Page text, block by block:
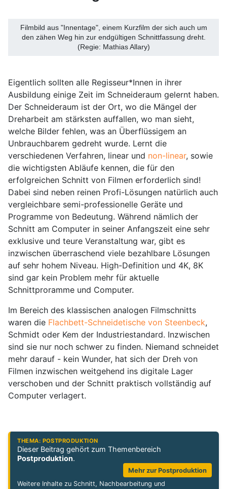
Filmbild aus "Innentage", einem Kurzfilm der sich auch um
den zähen Weg hin zur endgültigen Schnittfassung dreht.
(Regie: Mathias Allary)
Eigentlich sollten alle Regisseur*Innen in ihrer
Ausbildung einige Zeit im Schneideraum gelernt haben.
Der Schneideraum ist der Ort, wo die Mängel der
Dreharbeit am stärksten auffallen, wo man sieht,
welche Bilder fehlen, was an Überflüssigem an
Unbrauchbarem gedreht wurde. Lernt die
verschiedenen Verfahren, linear und non-linear, sowie
die wichtigsten Abläufe kennen, die für den
erfolgreichen Schnitt von Filmen erforderlich sind!
Dabei sind neben reinen Profi-Lösungen natürlich auch
vergleichbare semi-professionelle Geräte und
Programme von Bedeutung. Während nämlich der
Schnitt am Computer in seiner Anfangszeit eine sehr
exklusive und teure Veranstaltung war, gibt es
inzwischen überraschend viele bezahlbare Lösungen
auf sehr hohem Niveau. High-Definition und 4K, 8K
sind gar kein Problem mehr für aktuelle
Schnittproramme und Computer.
Im Bereich des klassischen analogen Filmschnitts
waren die Flachbett-Schneidetische von Steenbeck,
Schmidt oder Kem der Industriestandard. Inzwischen
sind sie nur noch schwer zu finden. Niemand schneidet
mehr darauf - kein Wunder, hat sich der Dreh von
Filmen inzwischen weitgehend ins digitale Lager
verschoben und der Schnitt praktisch vollständig auf
Computer verlagert.
THEMA: POSTPRODUKTION
Dieser Beitrag gehört zum Themenbereich
Postproduktion.
Mehr zur Postproduktion
Weitere Inhalte zu Schnitt, Nachbearbeitung und